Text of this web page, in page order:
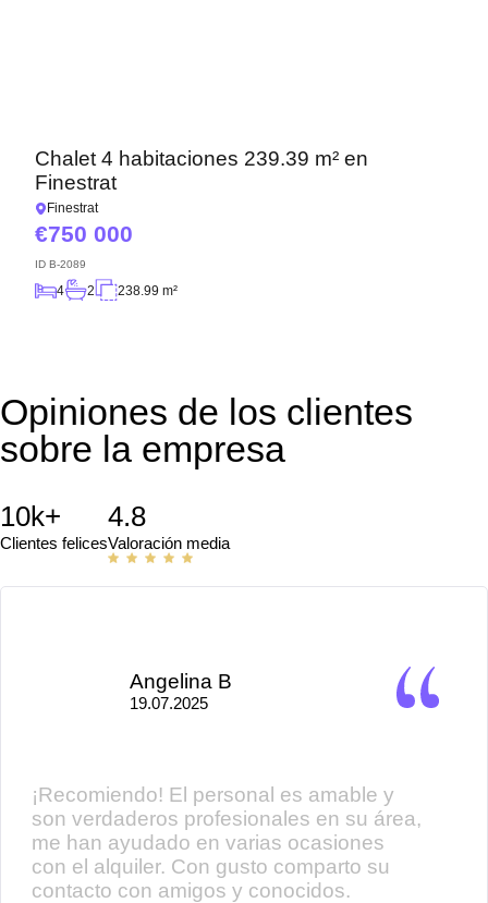
Chalet 4 habitaciones 239.39 m² en
Finestrat
Finestrat
750 000
ID B-2089
4 2 238.99 m²
Opiniones de los clientes
sobre la empresa
10k+
Clientes felices
4.8
Valoración media
Angelina B
19.07.2025
¡Recomiendo! El personal es amable y
son verdaderos profesionales en su área,
me han ayudado en varias ocasiones
con el alquiler. Con gusto comparto su
contacto con amigos y conocidos.